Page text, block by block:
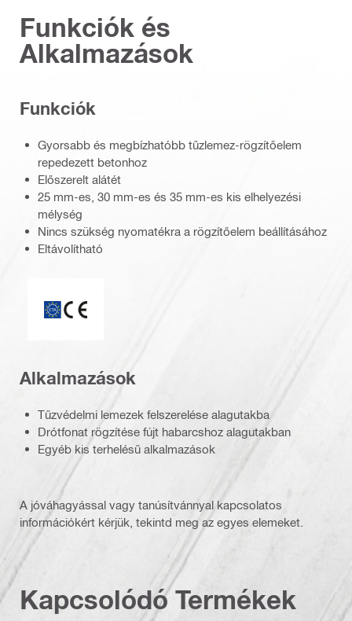
Funkciók és
Alkalmazások
Funkciók
Gyorsabb és megbízhatóbb tűzlemez-rögzítőelem
repedezett betonhoz
Előszerelt alátét
25 mm-es, 30 mm-es és 35 mm-es kis elhelyezési
mélység
Nincs szükség nyomatékra a rögzítőelem beállításához
Eltávolítható
Alkalmazások
Tűzvédelmi lemezek felszerelése alagutakba
Drótfonat rögzítése fújt habarcshoz alagutakban
Egyéb kis terhelésű alkalmazások
A jóváhagyással vagy tanúsítvánnyal kapcsolatos
információkért kérjük, tekintd meg az egyes elemeket.
Kapcsolódó Termékek